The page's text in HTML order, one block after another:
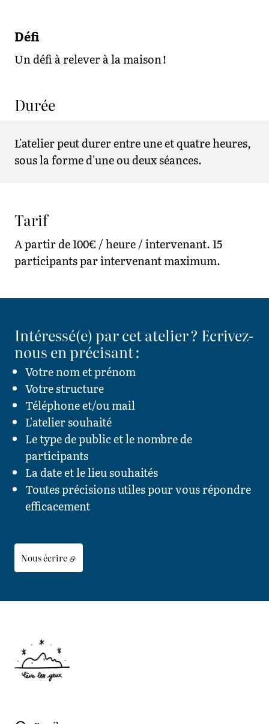
Défi
Un défi à relever à la maison !
Durée
L'atelier peut durer entre une et quatre heures,
sous la forme d'une ou deux séances.
Tarif
A partir de 100€ / heure / intervenant. 15
participants par intervenant maximum.
Intéressé(e) par cet atelier ? Ecrivez-
nous en précisant :
Votre nom et prénom
Votre structure
Téléphone et/ou mail
L'atelier souhaité
Le type de public et le nombre de
participants
La date et le lieu souhaités
Toutes précisions utiles pour vous répondre
efficacement
Nous écrire